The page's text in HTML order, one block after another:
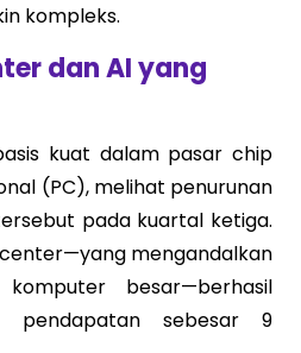
kompleks.
dan AI yang
kuat dalam pasar chip
(PC), melihat penurunan
pada kuartal ketiga.
center—yang mengandalkan
besar—berhasil
pendapatan sebesar 9